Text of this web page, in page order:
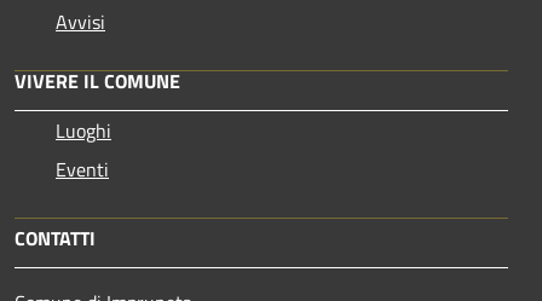
Avvisi
VIVERE IL COMUNE
Luoghi
Eventi
CONTATTI